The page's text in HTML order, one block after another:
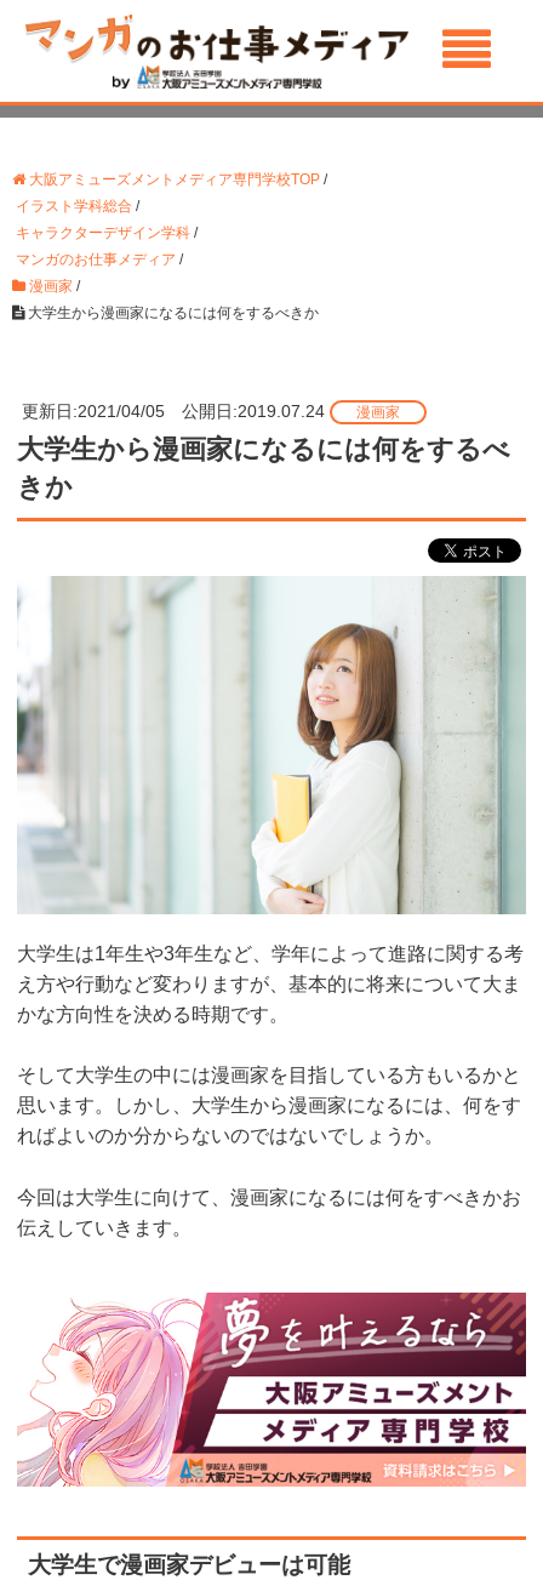
大阪アミューズメントメディア専門学校TOP /
イラスト学科総合 /
キャラクターデザイン学科 /
マンガのお仕事メディア /
漫画家 /
大学生から漫画家になるには何をするべきか
更新日:2021/04/05 公開日:2019.07.24 漫画家
大学生から漫画家になるには何をするべ
きか
大学生は1年生や3年生など、学年によって進路に関する考
え方や行動など変わりますが、基本的に将来について大ま
かな方向性を決める時期です。
そして大学生の中には漫画家を目指している方もいるかと
思います。しかし、大学生から漫画家になるには、何をす
ればよいのか分からないのではないでしょうか。
今回は大学生に向けて、漫画家になるには何をすべきかお
伝えしていきます。
大学生で漫画家デビューは可能